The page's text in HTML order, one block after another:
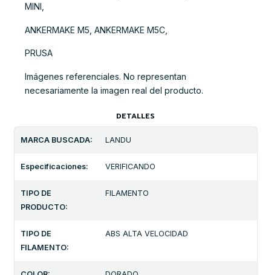
MINI,
ANKERMAKE M5, ANKERMAKE M5C,
PRUSA
Imágenes referenciales. No representan
necesariamente la imagen real del producto.
DETALLES
MARCA BUSCADA: LANDU
Especificaciones: VERIFICANDO
TIPO DE
PRODUCTO:
FILAMENTO
TIPO DE
FILAMENTO:
ABS ALTA VELOCIDAD